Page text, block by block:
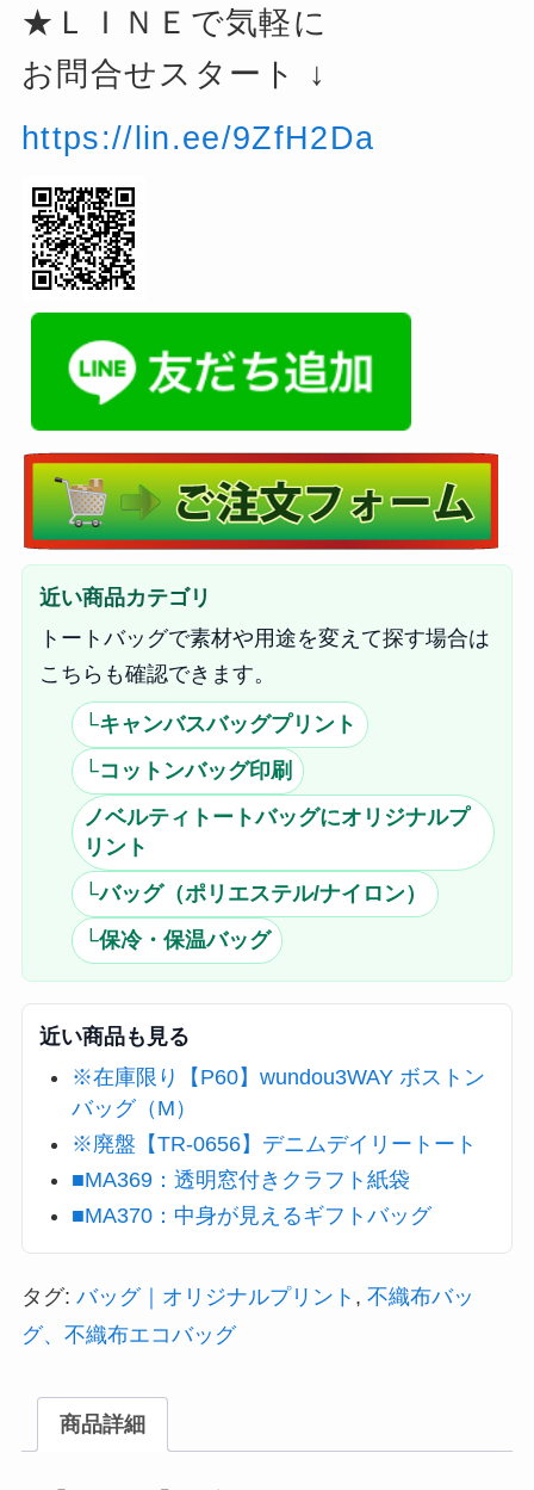
★ＬＩＮＥで気軽に
お問合せスタート ↓
https://lin.ee/9ZfH2Da
近い商品カテゴリ
トートバッグで素材や用途を変えて探す場合は
こちらも確認できます。
└キャンバスバッグプリント
└コットンバッグ印刷
ノベルティトートバッグにオリジナルプ
リント
└バッグ（ポリエステル/ナイロン）
└保冷・保温バッグ
近い商品も見る
※在庫限り【P60】wundou3WAY ボストン
バッグ（M）
※廃盤【TR-0656】デニムデイリートート
■MA369：透明窓付きクラフト紙袋
■MA370：中身が見えるギフトバッグ
タグ: バッグ｜オリジナルプリント , 不織布バッ
グ、不織布エコバッグ
商品詳細